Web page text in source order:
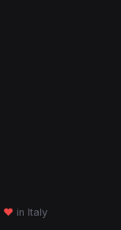
♥ in Italy